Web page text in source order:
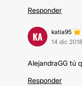
Responder
KA
katia95
14 dic 2018
AlejandraGG tú
Responder